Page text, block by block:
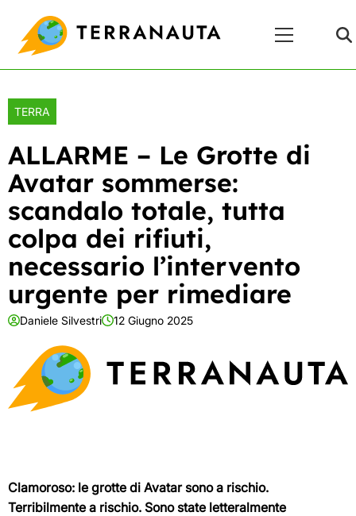
content
Principale
TERRA
ALLARME – Le Grotte di
Avatar sommerse:
scandalo totale, tutta
colpa dei rifiuti,
necessario l’intervento
urgente per rimediare
Daniele Silvestri 12 Giugno 2025
Clamoroso: le grotte di Avatar sono a rischio.
Terribilmente a rischio. Sono state letteralmente